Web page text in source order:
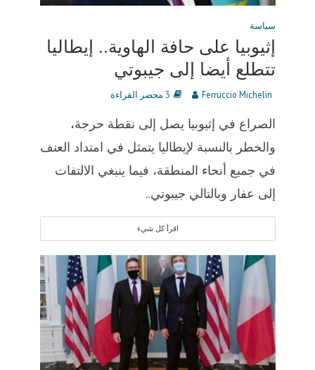
سياسة
إثيوبيا على حافة الهاوية.. إيطاليا
تتطلع أيضا إلى جيبوتي
Ferruccio Michelin 3 محضر القراءة
الصراع في إثيوبيا يصل إلى نقطة حرجة،
والخطر بالنسبة لإيطاليا يتمثل في امتداد العنف
في جميع أنحاء المنطقة، فيما ينبغي الالتفات
إلى عفار وبالتالي جيبوتي..
اقرأ كل شيء